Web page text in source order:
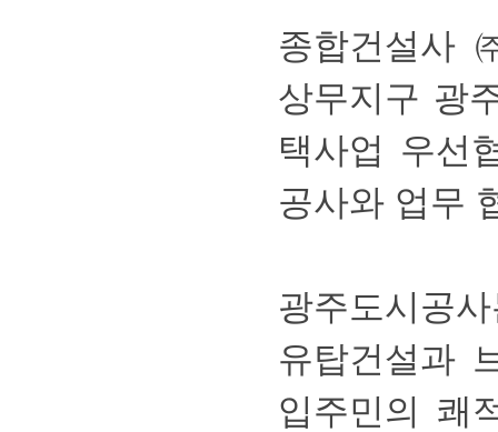
종합건설사
상무지구광
택사업우선
공사와업무
광주도시공
유탑건설과
입주민의쾌